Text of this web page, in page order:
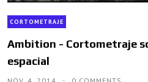
CORTOMETRAJE
Ambition - Cortometraje
espacial